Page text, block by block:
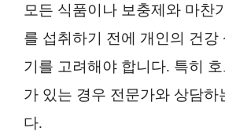
모든 식품이나 보충제와 마찬
를 섭취하기 전에 개인의 건강
기를 고려해야 합니다. 특히
가 있는 경우 전문가와 상담하
다.